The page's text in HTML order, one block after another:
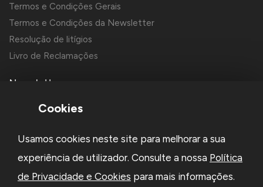
Termos e Condições Gerais
Termos e Condições da Newsletter
Resolução de litígios
Livro de Reclamações
Newsletter
Li e aceito aPolítica de Privacidadee os Termos e Condições
Cookies
Usamos cookies neste site para melhorar a sua
experiência de utilizador. Consulte a nossa Política
de Privacidade e Cookies para mais informações.